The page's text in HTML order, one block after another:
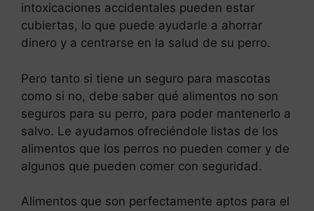
intoxicaciones accidentales pueden estar
cubiertas, lo que puede ayudarle a ahorrar
dinero y a centrarse en la salud de su perro.
Pero tanto si tiene un seguro para mascotas
como si no, debe saber qué alimentos no son
seguros para su perro, para poder mantenerlo a
salvo. Le ayudamos ofreciéndole listas de los
alimentos que los perros no pueden comer y de
algunos que pueden comer con seguridad.
Alimentos que son perfectamente aptos para el